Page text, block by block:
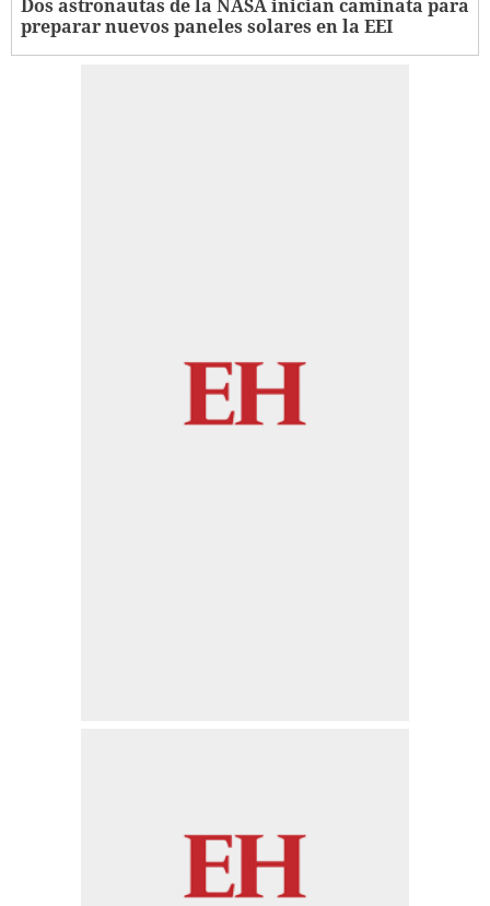
Dos astronautas de la NASA inician caminata para
preparar nuevos paneles solares en la EEI